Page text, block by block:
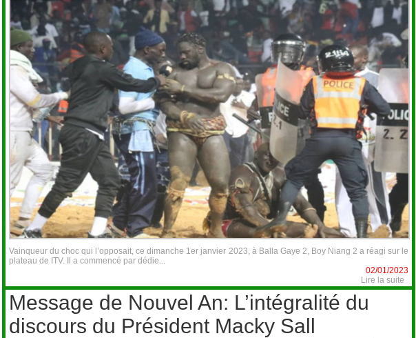
Vainqueur du choc qui l’opposait, ce dimanche 1er janvier 2023, à Balla Gaye 2, Boy Niang 2 a réagi sur le
plateau de ITV. Il a commencé par dédie...
02/01/2023
Lire la suite
Message de Nouvel An: L’intégralité du
discours du Président Macky Sall